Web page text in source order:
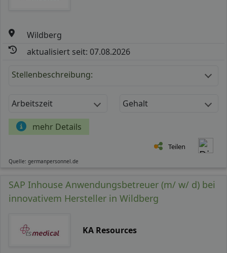
Wildberg
aktualisiert seit: 07.08.2026
Stellenbeschreibung:
Arbeitszeit Gehalt
mehr Details
Teilen
Quelle: germanpersonnel.de
SAP Inhouse Anwendungsbetreuer (m/ w/ d) bei
innovativem Hersteller in Wildberg
KA Resources